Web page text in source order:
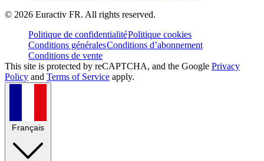
© 2026 Euractiv FR. All rights reserved.
Politique de confidentialitéPolitique cookies
Conditions généralesConditions d’abonnement
Conditions de vente
This site is protected by reCAPTCHA, and the Google Privacy
Policy and Terms of Service apply.
Français